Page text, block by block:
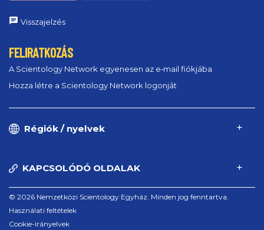
Visszajelzés
FELIRATKOZÁS
A Scientology Network egyenesen az e‑mail fiókjába
Hozza létre a Scientology Network logonját
Régiók / nyelvek
KAPCSOLÓDÓ OLDALAK
© 2026 Nemzetközi Scientology Egyház. Minden jog fenntartva.
Használati feltételek
Cookie-irányelvek